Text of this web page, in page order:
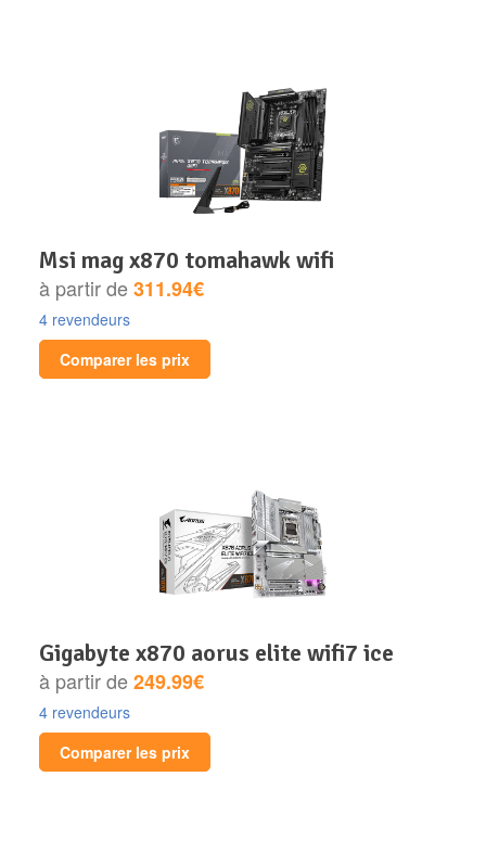
msi mag x870 tomahawk wifi
à partir de311.94€
4 revendeurs
Comparer les prix
gigabyte x870 aorus elite wifi7 ice
à partir de249.99€
4 revendeurs
Comparer les prix